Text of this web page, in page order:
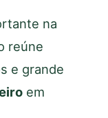
na
reúne
e grande
em